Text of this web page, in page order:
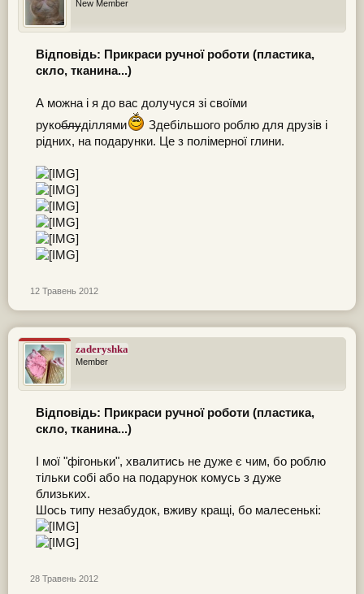
New Member
Відповідь: Прикраси ручної роботи (пластика,
скло, тканина...)
А можна і я до вас долучуся зі своїми
рукоблуділлями
Здебільшого роблю для друзів і
рідних, на подарунки. Це з полімерної глини.
12 Травень 2012
zaderyshka
Member
Відповідь: Прикраси ручної роботи (пластика,
скло, тканина...)
І мої "фігоньки", хвалитись не дуже є чим, бо роблю
тільки собі або на подарунок комусь з дуже
близьких.
Шось типу незабудок, вживу кращі, бо малесенькі:
28 Травень 2012